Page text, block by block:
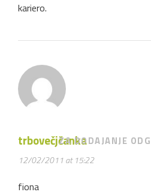
kariero.
trbovečjčanka
12/02/2011 at 15:22
ZA DODAJANJE
fiona